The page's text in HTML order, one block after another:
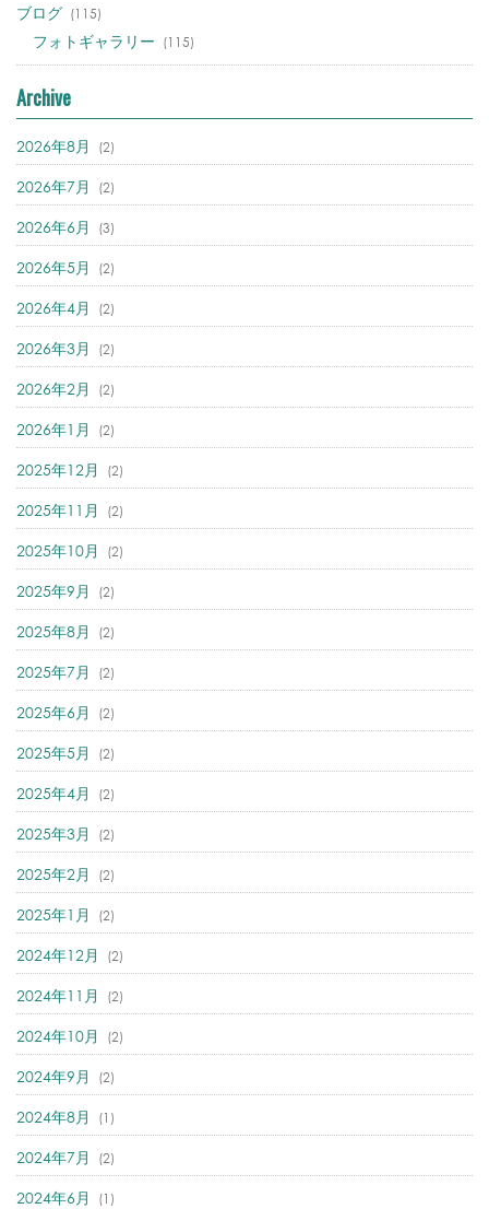
ブログ (115)
フォトギャラリー (115)
Archive
2026年8月 (2)
2026年7月 (2)
2026年6月 (3)
2026年5月 (2)
2026年4月 (2)
2026年3月 (2)
2026年2月 (2)
2026年1月 (2)
2025年12月 (2)
2025年11月 (2)
2025年10月 (2)
2025年9月 (2)
2025年8月 (2)
2025年7月 (2)
2025年6月 (2)
2025年5月 (2)
2025年4月 (2)
2025年3月 (2)
2025年2月 (2)
2025年1月 (2)
2024年12月 (2)
2024年11月 (2)
2024年10月 (2)
2024年9月 (2)
2024年8月 (1)
2024年7月 (2)
2024年6月 (1)